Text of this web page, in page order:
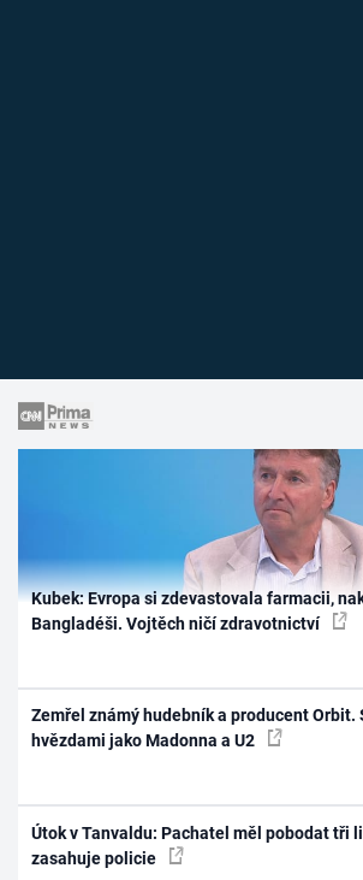
Kubek: Evropa si zdevastovala farmacii,
Bangladéši. Vojtěch ničí zdravotnictví
Zemřel známý hudebník a producent Orbit.
hvězdami jako Madonna a U2
Útok v Tanvaldu: Pachatel měl pobodat tři
zasahuje policie